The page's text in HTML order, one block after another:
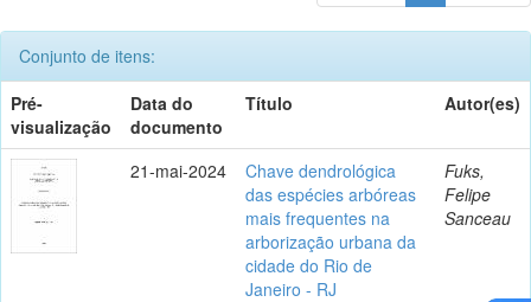
Conjunto de itens:
Pré-
visualização
Data do
documento
Título Autor(es)
21-mai-2024
Chave dendrológica
das espécies arbóreas
mais frequentes na
arborização urbana da
cidade do Rio de
Janeiro - RJ
Fuks,
Felipe
Sanceau